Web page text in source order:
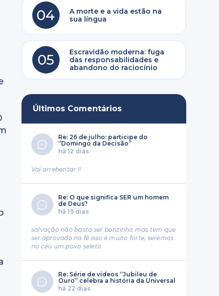
04
A morte e a vida estão na
sua língua
05
Escravidão moderna: fuga
das responsabilidades e
abandono do raciocínio
Últimos Comentários
Re: 26 de julho: participe do
“Domingo da Decisão”
há 12 dias
Vai arrebentar !!
Re: O que significa SER um homem
de Deus?
há 19 dias
salvação não basta ser bonzinho mas tem que
ser aprovado na fé isso é muito forte, seremos
no céu um povo seleto
Re: Série de vídeos “Jubileu de
Ouro” celebra a história da Universal
há 22 dias